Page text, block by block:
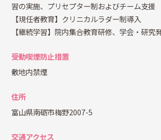
習の実施、プリセプター制およびチーム支援
【現任者教育】クリニカルラダー制導入
【継続学習】院内集合教育研修、学会・研究
受動喫煙防止措置
敷地内禁煙
住所
富山県南砺市梅野2007-5
交通アクセス